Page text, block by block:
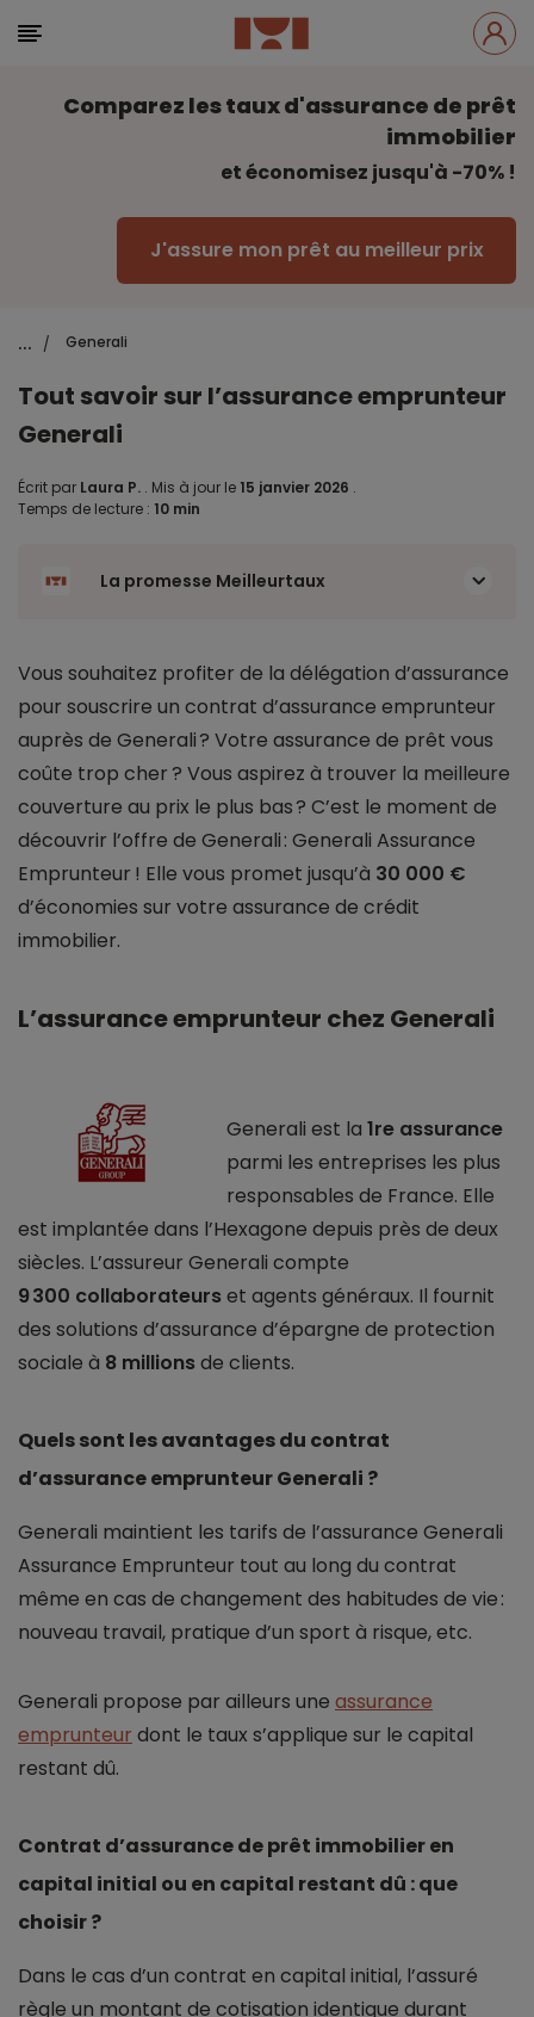
Comparez les taux d'assurance de prêt
immobilier
et économisez jusqu'à -70% !
J'assure mon prêt au meilleur prix
... / Generali
Tout savoir sur l’assurance emprunteur
Generali
Écrit par Laura P. . Mis à jour le 15 janvier 2026 .
Temps de lecture : 10 min
La promesse Meilleurtaux
Vous souhaitez profiter de la délégation d’assurance
pour souscrire un contrat d’assurance emprunteur
auprès de Generali ? Votre assurance de prêt vous
coûte trop cher ? Vous aspirez à trouver la meilleure
couverture au prix le plus bas ? C’est le moment de
découvrir l’offre de Generali : Generali Assurance
Emprunteur ! Elle vous promet jusqu’à 30 000 €
d’économies sur votre assurance de crédit
immobilier.
L’assurance emprunteur chez Generali
Generali est la 1re assurance
parmi les entreprises les plus
responsables de France. Elle
est implantée dans l’Hexagone depuis près de deux
siècles. L’assureur Generali compte
9 300 collaborateurset agents généraux. Il fournit
des solutions d’assurance d’épargne de protection
sociale à 8 millionsde clients.
Quels sont les avantages du contrat
d’assurance emprunteur Generali ?
Generali maintient les tarifs de l’assurance Generali
Assurance Emprunteur tout au long du contrat
même en cas de changement des habitudes de vie :
nouveau travail, pratique d’un sport à risque, etc.
Generali propose par ailleurs une assurance
emprunteur dont le taux s’applique sur le capital
restant dû.
Contrat d’assurance de prêt immobilier en
capital initial ou en capital restant dû : que
choisir ?
Dans le cas d’un contrat en capital initial, l’assuré
règle un montant de cotisation identique durant